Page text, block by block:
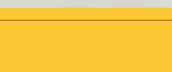
40 éves bizonyított